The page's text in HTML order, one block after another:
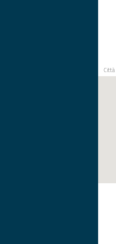
Città